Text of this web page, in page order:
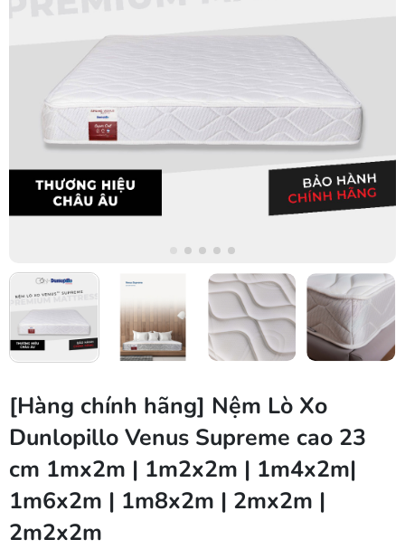
[Hàng chính hãng] Nệm Lò Xo
Dunlopillo Venus Supreme cao 23
cm 1mx2m | 1m2x2m | 1m4x2m|
1m6x2m | 1m8x2m | 2mx2m |
2m2x2m